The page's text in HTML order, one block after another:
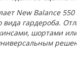
New Balance
гардероба.
шортами